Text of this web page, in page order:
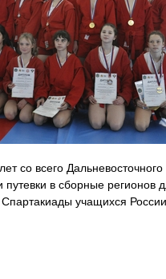
со всего
в сборные регионов
учащихся